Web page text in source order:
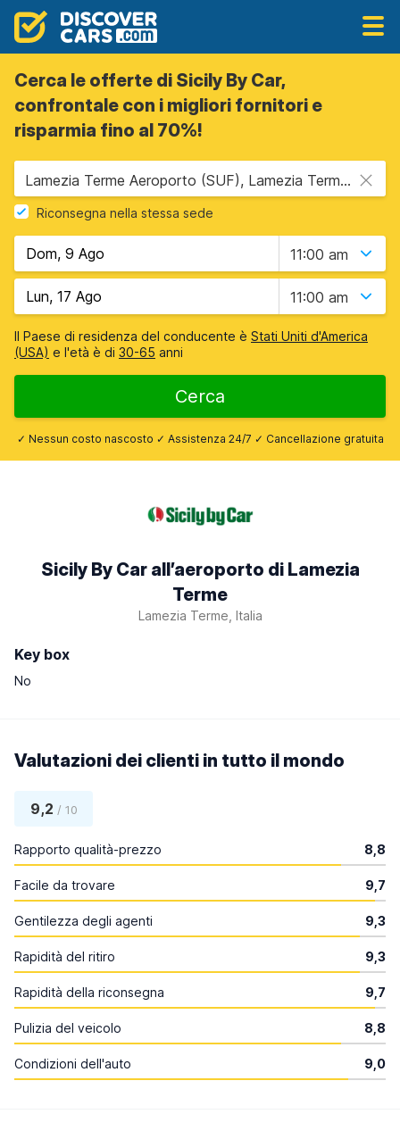
Cerca le offerte di Sicily By Car,
confrontale con i migliori fornitori e
risparmia fino al 70%!
Lamezia Terme Aeroporto (SUF), Lamezia Terme, Italia
Riconsegna nella stessa sede
11:00 am
11:00 am
Il Paese di residenza del conducente è Stati Uniti d'America
(USA) e l'età è di 30-65 anni
Cerca
✓ Nessun costo nascosto ✓ Assistenza 24/7 ✓ Cancellazione gratuita
Sicily By Car all’aeroporto di Lamezia
Terme
Lamezia Terme, Italia
Key box
No
Valutazioni dei clienti in tutto il mondo
9,2 / 10
Rapporto qualità-prezzo 8,8
Facile da trovare 9,7
Gentilezza degli agenti 9,3
Rapidità del ritiro 9,3
Rapidità della riconsegna 9,7
Pulizia del veicolo 8,8
Condizioni dell'auto 9,0